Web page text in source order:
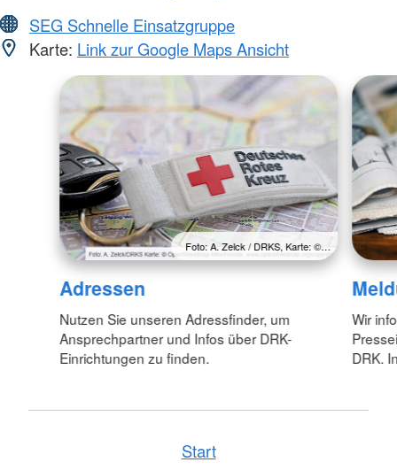
SEG Schnelle Einsatzgruppe
Karte: Link zur Google Maps Ansicht
Foto: A. Zelck / DRKS, Karte: ©…
Adressen
Nutzen Sie unseren Adressfinder, um
Ansprechpartner und Infos über DRK-
Einrichtungen zu finden.
Wir
DRK.
Start